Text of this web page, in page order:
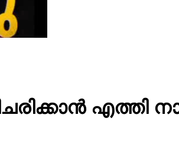
എത്തി